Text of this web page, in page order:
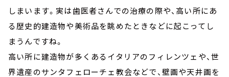
しまいます。実は歯医者さんでの治療の際や、高い所にあ
る歴史的建造物や美術品を眺めたときなどに起こってし
まうんですね。
高い所に建造物が多くあるイタリアのフィレンツェや、世
界遺産のサンタフェローチェ教会などで、壁画や天井画を